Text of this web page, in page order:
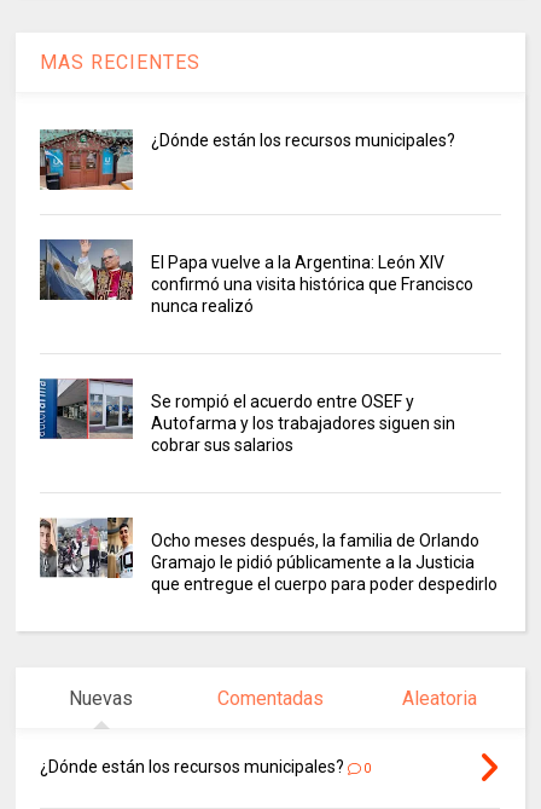
MAS RECIENTES
¿Dónde están los recursos municipales?
El Papa vuelve a la Argentina: León XIV
confirmó una visita histórica que Francisco
nunca realizó
Se rompió el acuerdo entre OSEF y
Autofarma y los trabajadores siguen sin
cobrar sus salarios
Ocho meses después, la familia de Orlando
Gramajo le pidió públicamente a la Justicia
que entregue el cuerpo para poder despedirlo
Nuevas Comentadas Aleatoria
¿Dónde están los recursos municipales? 0